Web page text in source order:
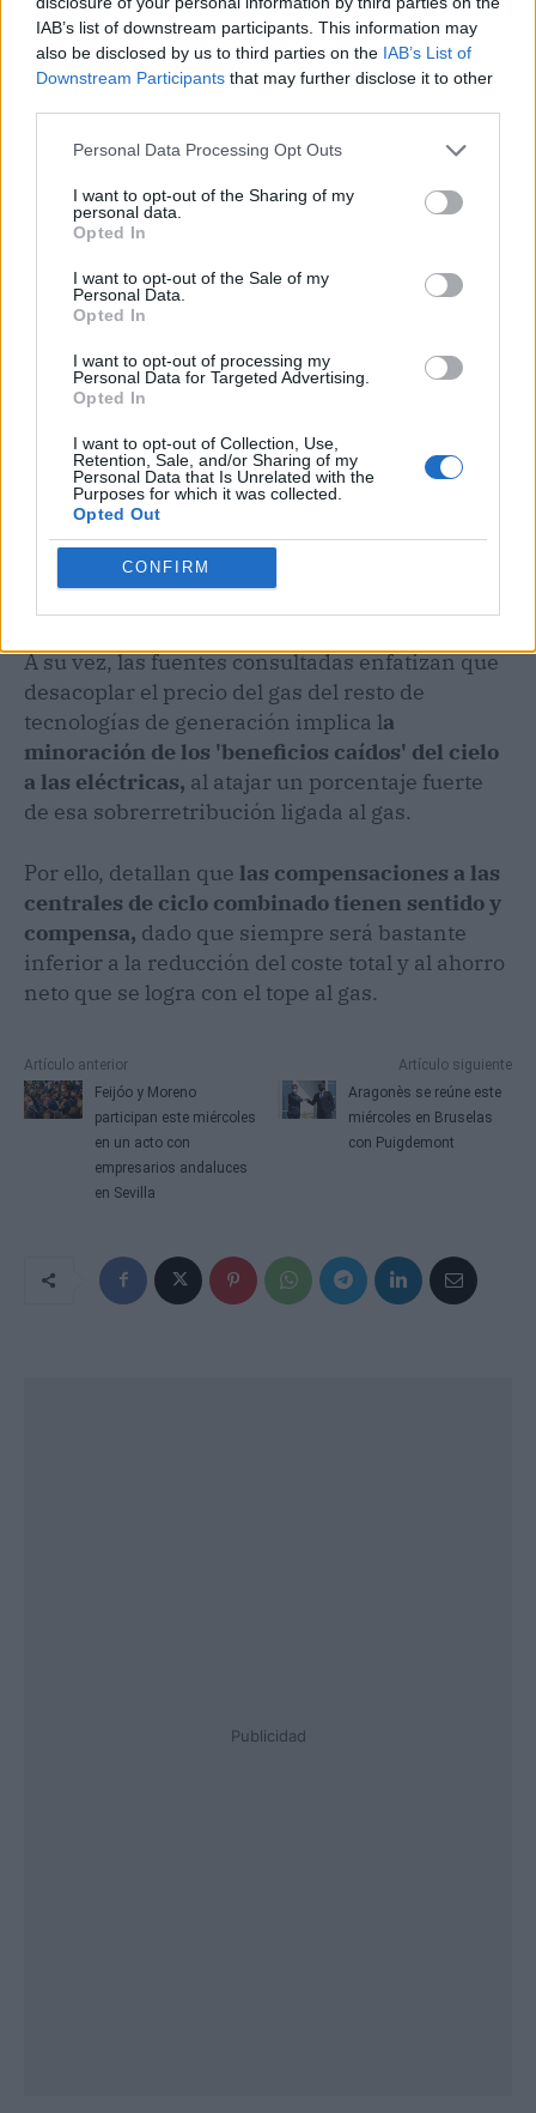
IAB’s list of downstream participants. This information may
also be disclosed by us to third parties on the IAB’s List of
Downstream Participants that may further disclose it to other
Personal Data Processing Opt Outs
I want to opt-out of the Sharing of my
personal data.
Opted In
I want to opt-out of the Sale of my
Personal Data.
Opted In
I want to opt-out of processing my
Personal Data for Targeted Advertising.
Opted In
I want to opt-out of Collection, Use,
Retention, Sale, and/or Sharing of my
Personal Data that Is Unrelated with the
Purposes for which it was collected.
Opted Out
CONFIRM
Publicidad
A su vez, las fuentes consultadas enfatizan que
desacoplar el precio del gas del resto de
tecnologías de generación implica la
minoración de los 'beneficios caídos' del cielo
a las eléctricas, al atajar un porcentaje fuerte
de esa sobrerretribución ligada al gas.
Por ello, detallan que las compensaciones a las
centrales de ciclo combinado tienen sentido y
compensa, dado que siempre será bastante
inferior a la reducción del coste total y al ahorro
neto que se logra con el tope al gas.
Artículo anterior
Feijóo y Moreno
participan este miércoles
en un acto con
empresarios andaluces
en Sevilla
Artículo siguiente
Aragonès se reúne este
miércoles en Bruselas
con Puigdemont
Publicidad